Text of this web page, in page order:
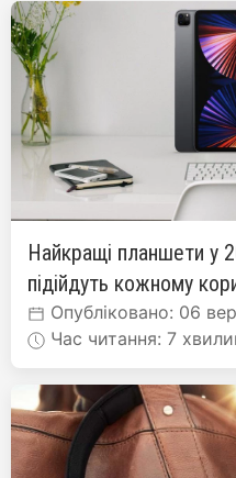
Найкращі планшети у
підійдуть кожному
Опубліковано: 06
Час читання: 7